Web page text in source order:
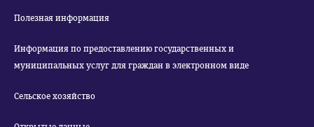
Полезная информация
Информация по предоставлению государственных и
муниципальных услуг для граждан в электронном виде
Сельское хозяйство